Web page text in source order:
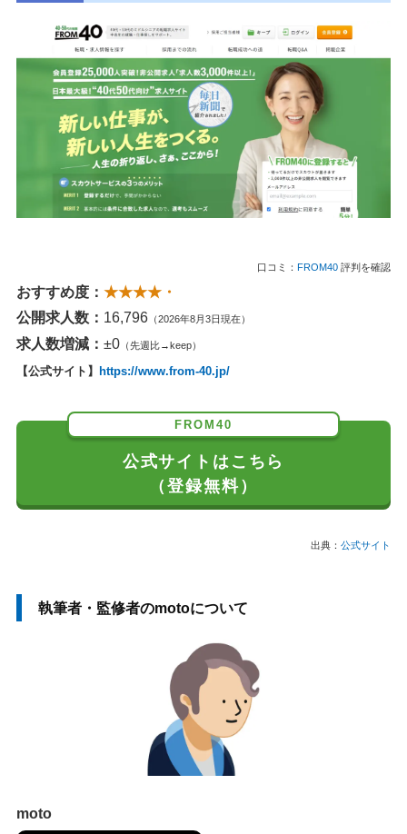
口コミ： FROM40 評判を確認
おすすめ度： ★★★★・
公開求人数： 16,796 （2026年8月3日現在）
求人数増減： ±0 （先週比→keep）
【公式サイト】 https://www.from-40.jp/
FROM40
公式サイトはこちら
（登録無料）
出典： 公式サイト
執筆者・監修者のmotoについて
moto